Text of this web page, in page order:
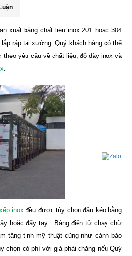
xuất bằng chất liệu inox 201 hoặc 304
ráp tại xưởng. Quý khách hàng có thể
theo yêu cầu về chất liệu, độ dày inox và
.
inox đều được tùy chọn đầu kéo bằng
hoặc đẩy tay . Bảng điện tử chạy chữ
tăng tính mỹ thuật cũng như cảnh báo
chọn có phí với giá phải chăng nếu Quý